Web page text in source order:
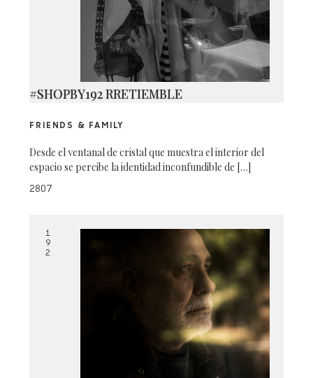
1920202
#SHOPBY192 RRETIEMBLE
FRIENDS & FAMILY
Desde el ventanal de cristal que muestra el interior del
espacio se percibe la identidad inconfundible de […]
2807
1
9
2